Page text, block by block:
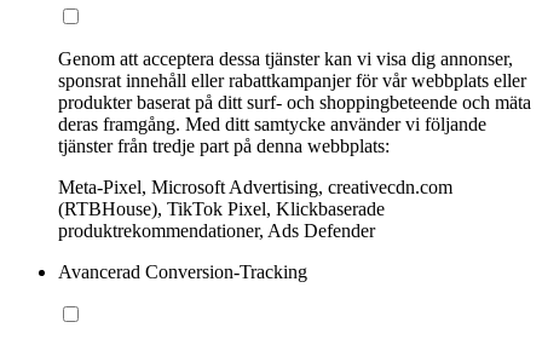
Genom att acceptera dessa tjänster kan vi visa dig annonser,
sponsrat innehåll eller rabattkampanjer för vår webbplats eller
produkter baserat på ditt surf- och shoppingbeteende och mäta
deras framgång. Med ditt samtycke använder vi följande
tjänster från tredje part på denna webbplats:
Meta-Pixel, Microsoft Advertising, creativecdn.com
(RTBHouse), TikTok Pixel, Klickbaserade
produktrekommendationer, Ads Defender
Avancerad Conversion-Tracking